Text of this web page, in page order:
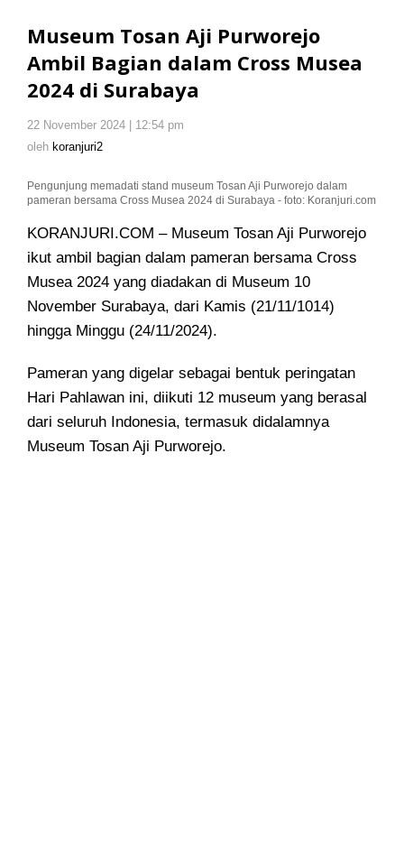
Purworejo
Ambil
Bagian
dalam
Cross
di
Surabaya
Museum Tosan Aji Purworejo
Ambil Bagian dalam Cross Musea
2024 di Surabaya
22 November 2024 | 12:54 pm
oleh koranjuri2
Pengunjung memadati stand museum Tosan Aji Purworejo dalam
pameran bersama Cross Musea 2024 di Surabaya - foto: Koranjuri.com
KORANJURI.COM – Museum Tosan Aji Purworejo
ikut ambil bagian dalam pameran bersama Cross
Musea 2024 yang diadakan di Museum 10
November Surabaya, dari Kamis (21/11/1014)
hingga Minggu (24/11/2024).
Pameran yang digelar sebagai bentuk peringatan
Hari Pahlawan ini, diikuti 12 museum yang berasal
dari seluruh Indonesia, termasuk didalamnya
Museum Tosan Aji Purworejo.